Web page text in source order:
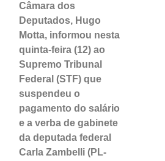
Câmara dos
Deputados, Hugo
Motta, informou nesta
quinta-feira (12) ao
Supremo Tribunal
Federal (STF) que
suspendeu o
pagamento do salário
e a verba de gabinete
da deputada federal
Carla Zambelli (PL-